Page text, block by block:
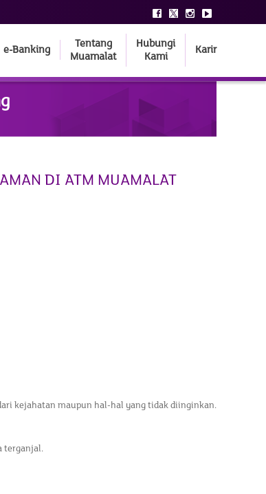
e-Banking
Tentang
Muamalat
Hubungi
Kami
Karir
DI ATM MUAMALAT
kejahatan maupun hal-hal yang tidak diinginkan.
terganjal.